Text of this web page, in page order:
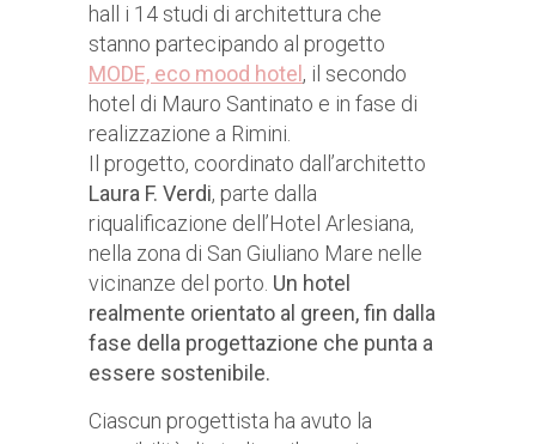
hall i 14 studi di architettura che
stanno partecipando al progetto
MODE, eco mood hotel , il secondo
hotel di Mauro Santinato e in fase di
realizzazione a Rimini.
Il progetto, coordinato dall’architetto
Laura F. Verdi, parte dalla
riqualificazione dell’Hotel Arlesiana,
nella zona di San Giuliano Mare nelle
vicinanze del porto. Un hotel
realmente orientato al green, fin dalla
fase della progettazione che punta a
essere sostenibile.
Ciascun progettista ha avuto la